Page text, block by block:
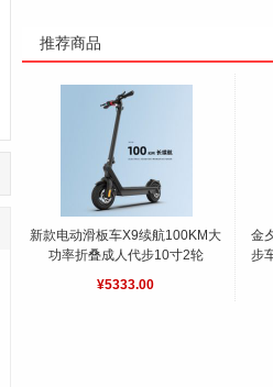
推荐商品
新款电动滑板车X9续航100KM大
功率折叠成人代步10寸2轮
¥5333.00
金
步